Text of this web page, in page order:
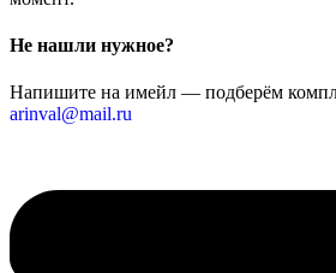
Не нашли нужное?
Напишите на имейл — подберём
arinval@mail.ru